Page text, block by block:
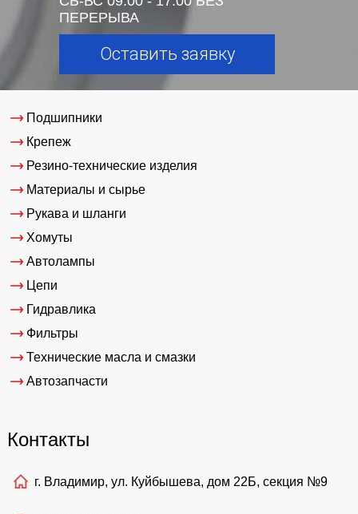
ПЕРЕРЫВА
Оставить заявку
Подшипники
Крепеж
Резино-технические изделия
Материалы и сырье
Рукава и шланги
Хомуты
Автолампы
Цепи
Гидравлика
Фильтры
Технические масла и смазки
Автозапчасти
Контакты
г. Владимир, ул. Куйбышева, дом 22Б, секция №9